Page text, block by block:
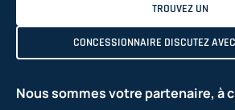
TROUVEZ UN
CONCESSIONNAIRE DISCUTEZ
Nous sommes votre partenaire, à